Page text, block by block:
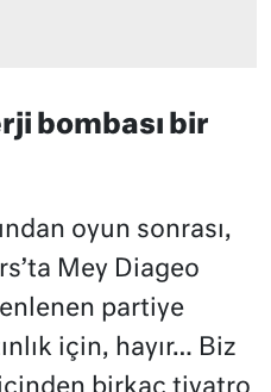
bombası bir
oyun sonrası,
Mey Diageo
partiye
için, hayır… Biz